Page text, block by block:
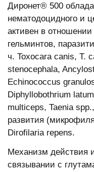
Диронет® 500
нематодоцидного и
активен в
гельминтов,
ч. Toxocara canis, Т.
stenocephala,
Echinococcus
Diphyllobothrium
multiceps, Taenia
развития
Dirofilaria repens.
Механизм действия
связывании с